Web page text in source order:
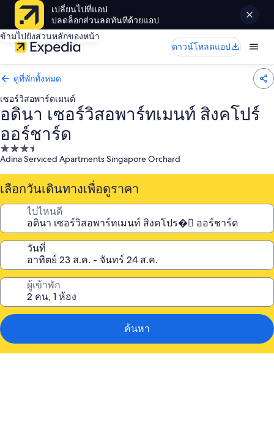
เปลี่ยนไปที่แอป
ปลดล็อกส่วนลดทันทีด้วยแอป
ข้ามไปยังส่วนหลักของหน้า
ดาวน์โหลดแอป
ดูที่พักทั้งหมด
เซอร์วิสอพาร์ตเมนต์
อดินา เซอร์วิสอพาร์ทเมนท์ สิงคโปร์
ออร์ชาร์ด
ที่พัก
3.5
Adina Serviced Apartments Singapore Orchard
เลือกวันเดินทางเพื่อดูราคา
ไปไหนดี
วันที่
ผู้เข้าพัก
ค้นหา